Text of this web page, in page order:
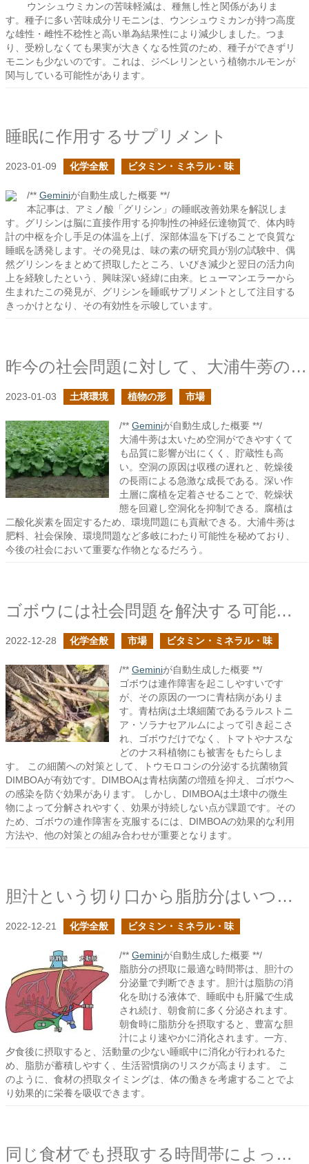
ウンシュウミカンの苦味軽減は、種無し性と関係がありま
す。種子に多い苦味成分リモニンは、ウンシュウミカンが持つ高度
な雄性・雌性不稔性と高い単為結果性により減少しました。つま
り、受粉しなくても果実が大きくなる性質のため、種子ができずリ
モニンも少ないのです。これは、ジベレリンという植物ホルモンが
関与している可能性があります。
睡眠に作用するサプリメント
2023-01-09 化学全般 ビタミン・ミネラル・味
/** Geminiが自動生成した概要 **/
本記事は、アミノ酸「グリシン」の睡眠改善効果を解説しま
す。グリシンは脳に直接作用する抑制性の神経伝達物質で、体内時
計の中枢を介し手足の体温を上げ、深部体温を下げることで良質な
睡眠を誘発します。その発見は、味の素の研究員が別の試験中、偶
然グリシンをまとめて摂取したところ、いびき減少と翌日の活力向
上を経験したという、興味深い経緯に由来。ヒューマンエラーから
生まれたこの発見が、グリシンを睡眠サプリメントとして注目する
きっかけとなり、その有効性を示唆しています。
昨今の社会問題に対して、大浦牛蒡の持つ可能性に期待するの続き
2023-01-03 土壌環境 植物の形 市場
/** Geminiが自動生成した概要 **/
大浦牛蒡は太いため空洞ができやすくて
も品質に影響が出にくく、貯蔵性も高
い。空洞の原因は収穫の遅れと、乾燥後
の長雨による急激な成長である。深い作
土層に腐植を定着させることで、乾燥状
態を回避し空洞化を抑制できる。腐植は
二酸化炭素を固定するため、環境問題にも貢献できる。大浦牛蒡は
肥料、社会保険、環境問題など多岐にわたり可能性を秘めており、
今後の社会において重要な作物となるだろう。
ゴボウには社会問題を解決する可能性を秘めていると信じている
2022-12-28 化学全般 市場 ビタミン・ミネラル・味
/** Geminiが自動生成した概要 **/
ゴボウは連作障害を起こしやすいです
が、その原因の一つに青枯病がありま
す。青枯病は土壌細菌であるラルストニ
ア・ソラナセアルムによって引き起こさ
れ、ゴボウだけでなく、トマトやナスな
どのナス科植物にも被害をもたらしま
す。 この細菌への対策として、トウモロコシの分泌する抗菌物質
DIMBOAが有効です。DIMBOAは青枯病菌の増殖を抑え、ゴボウへ
の感染を防ぐ効果があります。 しかし、DIMBOAは土壌中の微生
物によって分解されやすく、効果が持続しない点が課題です。その
ため、ゴボウの連作障害を克服するには、DIMBOAの効果的な利用
方法や、他の対策との組み合わせが重要となります。
胆汁という切り口から脂肪分はいつ摂取した方が良いかが判断できるそうだ
2022-12-21 化学全般 ビタミン・ミネラル・味
/** Geminiが自動生成した概要 **/
脂肪分の摂取に最適な時間帯は、胆汁の
分泌量で判断できます。胆汁は脂肪の消
化を助ける液体で、睡眠中も肝臓で生成
され続け、朝食前に多く分泌されます。
朝食時に脂肪分を摂取すると、豊富な胆
汁により速やかに消化されます。一方、
夕食後に摂取すると、活動量の少ない睡眠中に消化が行われるた
め、脂肪が蓄積しやすく、生活習慣病のリスクが高まります。 こ
のように、食材の摂取タイミングは、体の働きを考慮することでよ
り効果的に栄養を吸収できます。
同じ食材でも摂取する時間帯によって振る舞いが変わる